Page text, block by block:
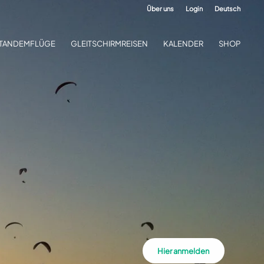
Hier anmelden
Über uns Login Deutsch
GLEITSCHIRMREISEN KALENDER SHOP